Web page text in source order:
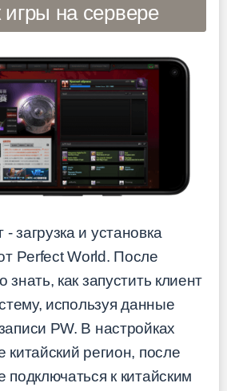
игры на сервере
загрузка и установка
Perfect World. После
знать, как запустить клиент
используя данные
PW. В настройках
китайский регион, после
подключаться к китайским